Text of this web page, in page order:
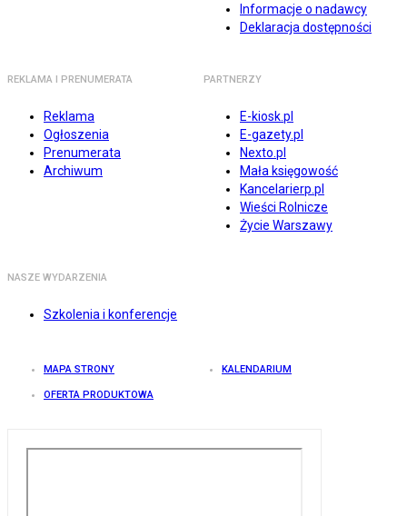
Informacje o nadawcy
Deklaracja dostępności
REKLAMA I PRENUMERATA
Reklama
Ogłoszenia
Prenumerata
Archiwum
PARTNERZY
E-kiosk.pl
E-gazety.pl
Nexto.pl
Mała księgowość
Kancelarierp.pl
Wieści Rolnicze
Życie Warszawy
NASZE WYDARZENIA
Szkolenia i konferencje
MAPA STRONY KALENDARIUM
OFERTA PRODUKTOWA